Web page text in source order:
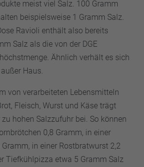
meist viel Salz. 100 Gramm
beispielsweise 1 Gramm Salz.
Ravioli enthält also bereits
Salz als die von der DGE
Ähnlich verhält es sich
Haus.
von verarbeiteten Lebensmitteln
Fleisch, Wurst und Käse trägt
hohen Salzzufuhr bei. So können
0,8 Gramm, in einer
Gramm, in einer Rostbratwurst 2,2
Tiefkühlpizza etwa 5 Gramm Salz